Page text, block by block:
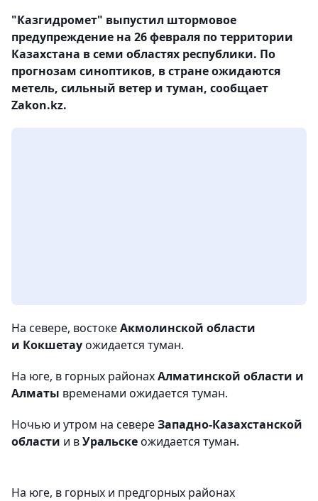
"Казгидромет" выпустил штормовое
предупреждение на 26 февраля по территории
Казахстана в семи областях республики. По
прогнозам синоптиков, в стране ожидаются
метель, сильный ветер и туман, сообщает
Zakon.kz.
На севере, востокеАкмолинской области
и Кокшетауожидается туман.
На юге, в горных районахАлматинской области и
Алматы временами ожидается туман.
Ночью и утром на севереЗападно-Казахстанской
области и вУральскеожидается туман.
На юге, в горных и предгорных районах